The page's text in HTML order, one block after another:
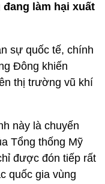
làm hại xuất
sự quốc tế, chính
Đông khiến
thị trường vũ khí
này là chuyến
Tổng thống Mỹ
được đón tiếp rất
quốc gia vùng